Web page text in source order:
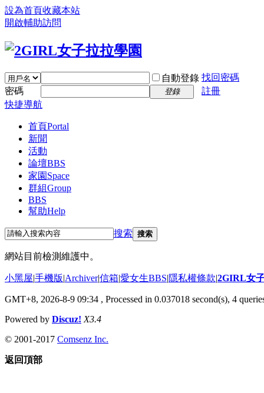
設為首頁收藏本站
開啟輔助訪問
自動登錄 找回密碼
密碼
登錄
註冊
快捷導航
首頁Portal
新聞
活動
論壇BBS
家園 Space
群組Group
BBS
幫助Help
搜索 搜索
網站目前檢測維護中。
小黑屋|手機版|Archiver|信箱|愛女生BBS|隱私權條款|2GIRL女
GMT+8, 2026-8-9 09:34 , Processed in 0.037018 second(s), 4
Powered by Discuz! X3.4
© 2001-2017 Comsenz Inc.
返回頂部